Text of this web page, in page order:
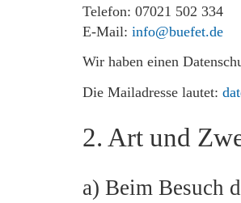
Telefon: 07021 502 334
E-Mail: info@buefet.de
Wir haben einen
Die Mailadresse lautet:
2. Art und
a) Beim Besuch